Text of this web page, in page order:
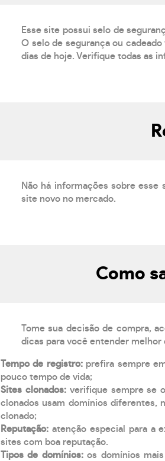
Esse site possui selo de
O selo de segurança ou
dias de hoje. Verifique todas as
Não há informações sobre esse
site novo no mercado.
Como
Tome sua decisão de compra,
dicas para você entender melhor
Tempo de registro: prefira sempre
pouco tempo de vida;
Sites clonados: verifique sempre se
clonados usam domínios diferentes,
clonado;
Reputação: atenção especial para a
sites com boa reputação.
Tipos de domínios:os domínios